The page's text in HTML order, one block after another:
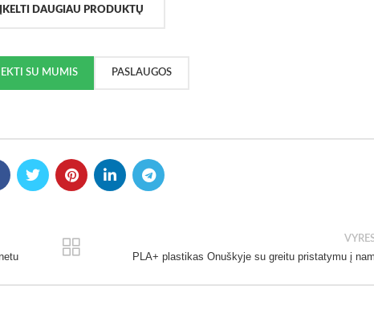
ĮKELTI DAUGIAU PRODUKTŲ
SU MUMIS PASLAUGOS
PLA+ plastikas Onuškyje su greitu pristatymu į